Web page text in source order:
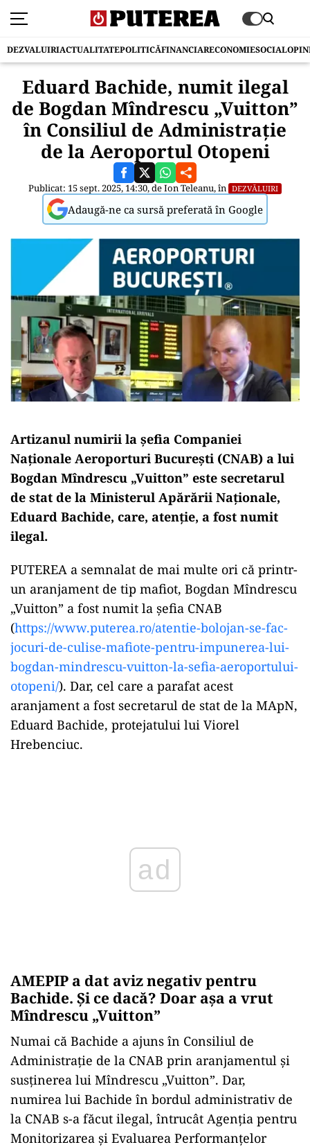
DEZVALUIRIACTUALITATEPOLITICĂFINANCIARECONOMIESOCIAL
Eduard Bachide, numit ilegal
de Bogdan Mîndrescu „Vuitton”
în Consiliul de Administrație
de la Aeroportul Otopeni
Publicat: 15 sept. 2025, 14:30, deIon Teleanu, în DEZVĂLUIRI
Adaugă-ne ca sursă preferată în Google
Artizanul numirii la șefia Companiei
Naționale Aeroporturi București (CNAB) a lui
Bogdan Mîndrescu „Vuitton” este secretarul
de stat de la Ministerul Apărării Naționale,
Eduard Bachide, care, atenție, a fost numit
ilegal.
PUTEREA a semnalat de mai multe ori că printr-
un aranjament de tip mafiot, Bogdan Mîndrescu
„Vuitton” a fost numit la șefia CNAB
(https://www.puterea.ro/atentie-bolojan-se-fac-
jocuri-de-culise-mafiote-pentru-impunerea-lui-
bogdan-mindrescu-vuitton-la-sefia-aeroportului-
otopeni/). Dar, cel care a parafat acest
aranjament a fost secretarul de stat de la MApN,
Eduard Bachide, protejatului lui Viorel
Hrebenciuc.
AMEPIP a dat aviz negativ pentru
Bachide. Și ce dacă? Doar așa a vrut
Mîndrescu „Vuitton”
Numai că Bachide a ajuns în Consiliul de
Administrație de la CNAB prin aranjamentul și
susținerea lui Mîndrescu „Vuitton”. Dar,
numirea lui Bachide în bordul administrativ de
la CNAB s-a făcut ilegal, întrucât Agenția pentru
Monitorizarea și Evaluarea Performanțelor